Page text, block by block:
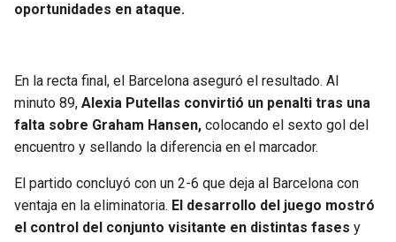
oportunidades en ataque.
En la recta final, el Barcelona aseguró el resultado. Al
minuto 89, Alexia Putellas convirtió un penalti tras una
falta sobre Graham Hansen, colocando el sexto gol del
encuentro y sellando la diferencia en el marcador.
El partido concluyó con un 2-6 que deja al Barcelona con
ventaja en la eliminatoria. El desarrollo del juego mostró
el control del conjunto visitante en distintas fases y